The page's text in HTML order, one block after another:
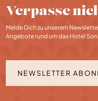
Verpasse
Melde Dich zu unserem
Angebote rund um das Hotel
NEWSLETTER